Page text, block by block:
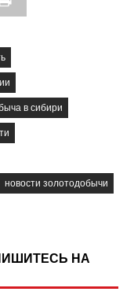
в сибири
новости золотодобычи
НА